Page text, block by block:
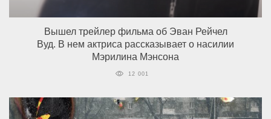
Вышел трейлер фильма об Эван Рейчел
Вуд. В нем актриса рассказывает о насилии
Мэрилина Мэнсона
12 001